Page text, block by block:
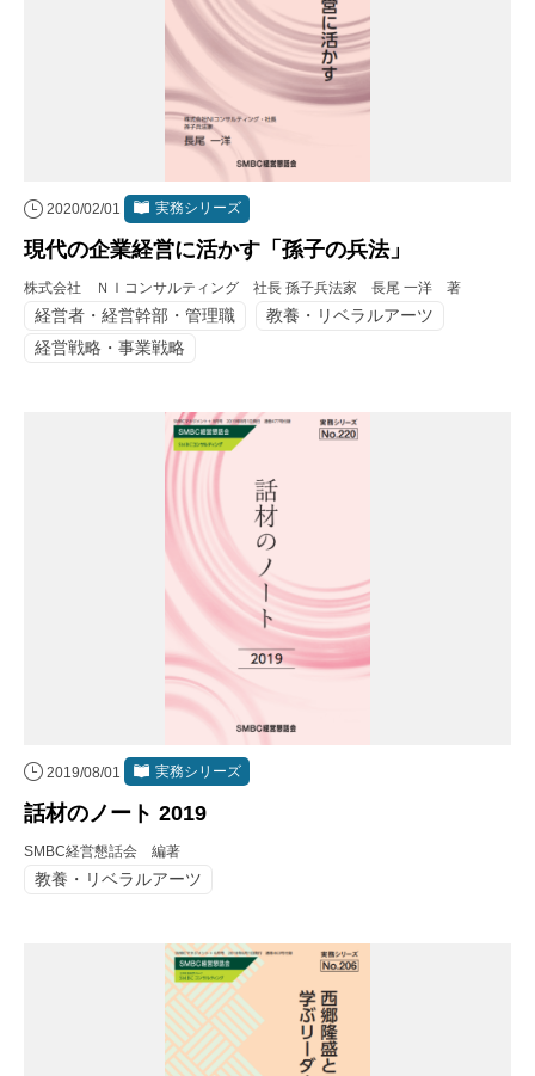
2020/02/01 実務シリーズ
現代の企業経営に活かす「孫子の兵法」
株式会社 ＮＩコンサルティング 社長 孫子兵法家 長尾 一洋 著
経営者・経営幹部・管理職
教養・リベラルアーツ
経営戦略・事業戦略
2019/08/01 実務シリーズ
話材のノート 2019
SMBC経営懇話会 編著
教養・リベラルアーツ